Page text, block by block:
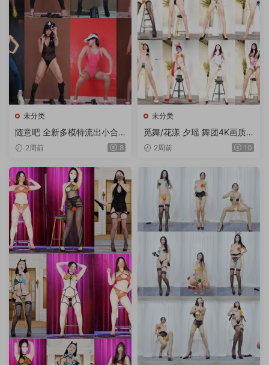
未分类
随意吧 全新多模特流出小合
集 12V/1.75G
2周前 8
未分类
觅舞/花漾 夕瑶 舞团4K画质
多角度流出版 3期 15V/9.85
2周前 10